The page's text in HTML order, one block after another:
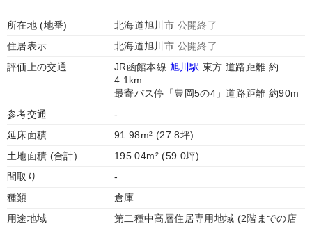
所在地 (地番) 北海道旭川市 公開終了
住居表示
北海道旭川市 公開終了
評価上の交通
JR函館本線 旭川駅 東方 道路距離 約
4.1km
最寄バス停「豊岡5の4」道路距離 約90m
参考交通
-
延床面積
91.98m² (27.8坪)
土地面積 (合計)
195.04m² (59.0坪)
間取り
-
種類
倉庫
用途地域
第二種中高層住居専用地域 (2階までの店